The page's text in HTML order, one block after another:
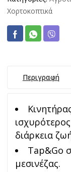
Χορτοκοπτικά
Περιγραφή
διάρκεια
Tap&Go
μεσινέζας.